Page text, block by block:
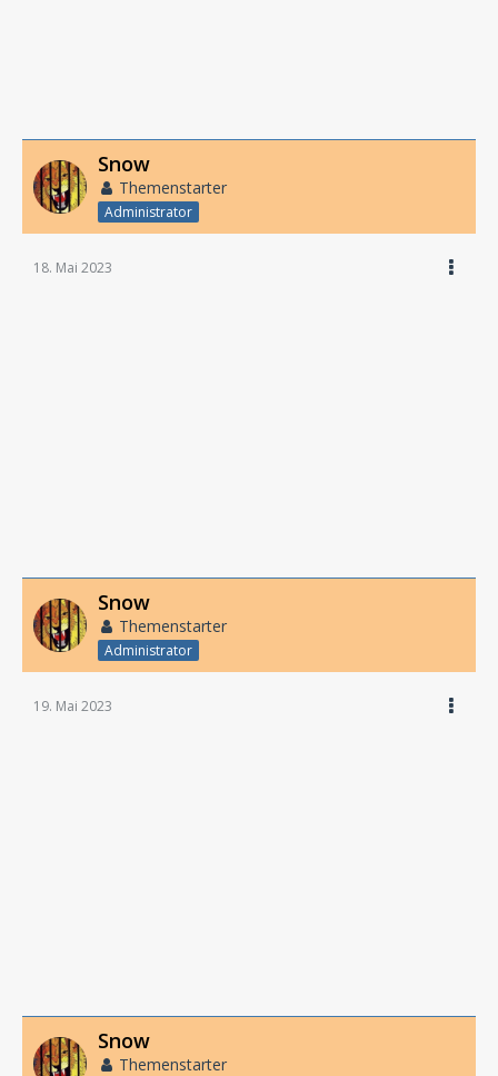
Snow
Themenstarter
Administrator
18. Mai 2023
Snow
Themenstarter
Administrator
19. Mai 2023
Snow
Themenstarter